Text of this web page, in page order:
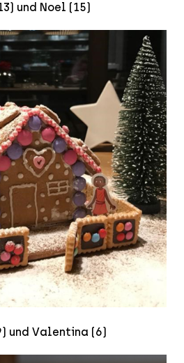
und Noel (15)
und Valentina (6)